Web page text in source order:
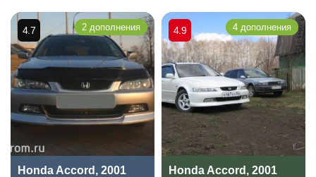
Honda Accord, 2001
4.7 2 дополнения
Honda Accord, 2001
4.9 4 дополнения